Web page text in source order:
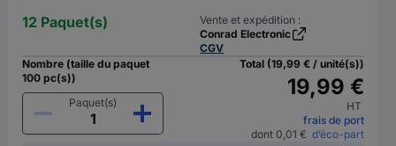
12 Paquet(s)
Vente et expédition :
Conrad Electronic
CGV
Nombre (taille du paquet
100 pc(s))
Paquet(s)
Total (19,99 € / unité(s))
19,99 €
HT
frais de port
dont 0,01 € d’éco-part